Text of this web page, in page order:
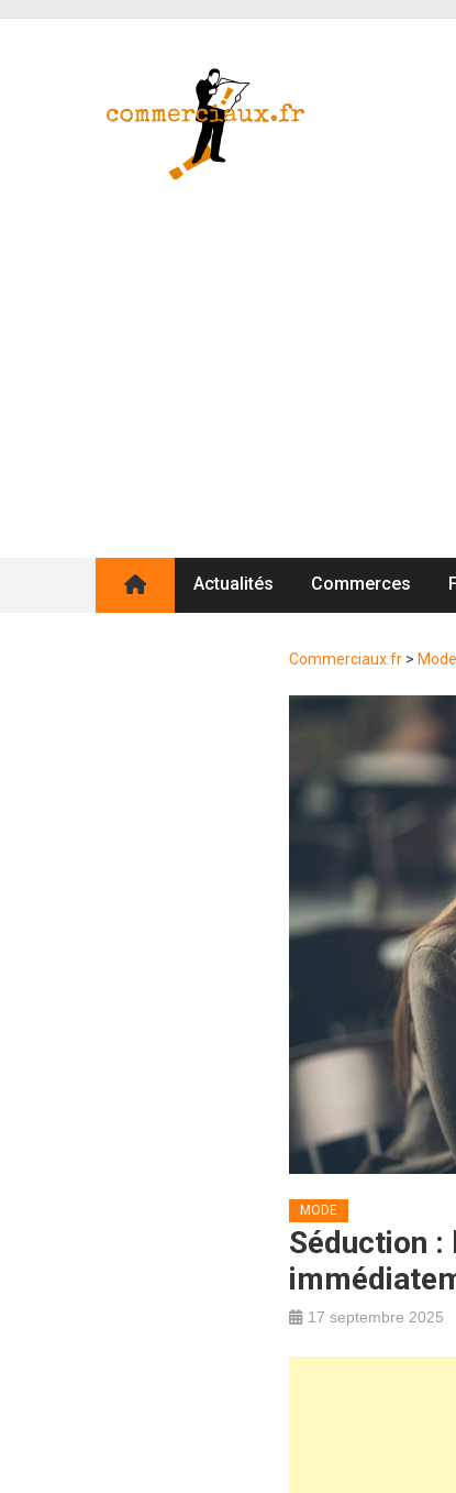
Actualités Commerces
Commerciaux.fr> Mode
MODE
Séduction
17 septembre 2025